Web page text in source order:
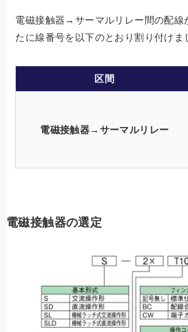
電磁接触器→サーマルリレー間の配線
たに線番号を以下のとおり割り付けま
区間
電磁接触器→サーマルリレー
電磁接触器の選定